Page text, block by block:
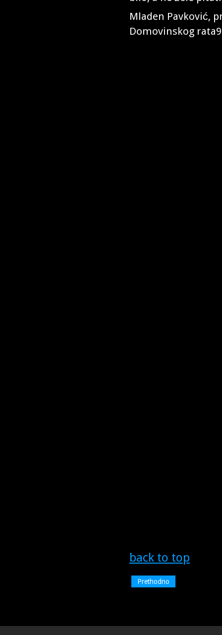
Mladen Pavković,
Domovinskog
back to top
Prethodno